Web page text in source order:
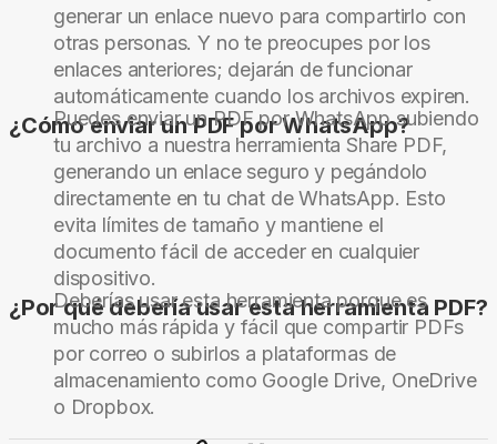
generar un enlace nuevo para compartirlo con
otras personas. Y no te preocupes por los
enlaces anteriores; dejarán de funcionar
automáticamente cuando los archivos expiren.
¿Cómo enviar un PDF por WhatsApp?
Puedes enviar un PDF por WhatsApp subiendo
tu archivo a nuestra herramienta Share PDF,
generando un enlace seguro y pegándolo
directamente en tu chat de WhatsApp. Esto
evita límites de tamaño y mantiene el
documento fácil de acceder en cualquier
dispositivo.
¿Por qué debería usar esta herramienta PDF?
Deberías usar esta herramienta porque es
mucho más rápida y fácil que compartir PDFs
por correo o subirlos a plataformas de
almacenamiento como Google Drive, OneDrive
o Dropbox.